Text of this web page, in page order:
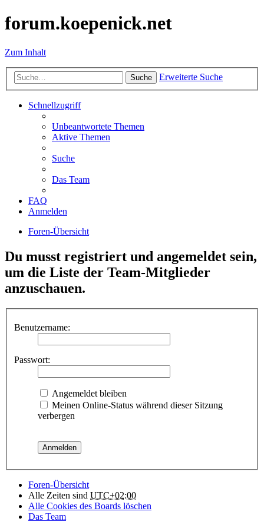
forum.koepenick.net
Zum Inhalt
Suche Erweiterte Suche
Schnellzugriff
Unbeantwortete Themen
Aktive Themen
Suche
Das Team
FAQ
Anmelden
Foren-Übersicht
Du musst registriert und angemeldet sein,
um die Liste der Team-Mitglieder
anzuschauen.
Benutzername:
Passwort:
Angemeldet bleiben
Meinen Online-Status während dieser Sitzung
verbergen
Foren-Übersicht
Alle Zeiten sind UTC+02:00
Alle Cookies des Boards löschen
Das Team